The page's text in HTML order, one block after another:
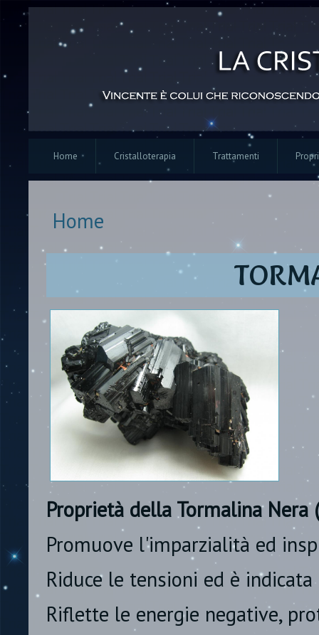
Home Cristalloterapia Trattamenti
Tu sei qui
Home
Proprietà della Tormalina Nera
Promuove l'imparzialità ed
Riduce le tensioni ed è
Riflette le energie negative,